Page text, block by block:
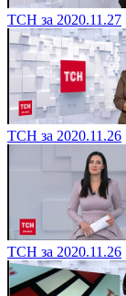
ТСН за 2020.11.27
ТСН за 2020.11.26
ТСН за 2020.11.26